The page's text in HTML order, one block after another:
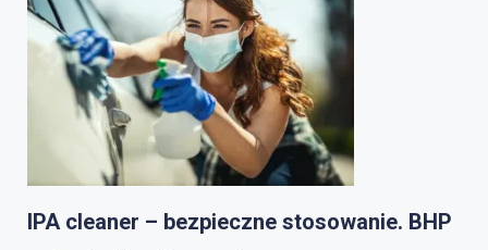
IPA cleaner – bezpieczne stosowanie. BHP